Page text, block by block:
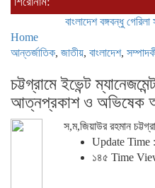
বাংলাদেশ বঙ্গবন্ধু গেরিলা
Home
আন্তর্জাতিক, জাতীয়, বাংলাদেশ,
চট্টগ্রামে ইভেন্ট
আত্নপ্রকাশ ও অভিষেক
স,ম,জিয়াউর রহমান
Update Time :
১৪৫ Time